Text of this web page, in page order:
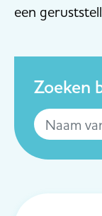
een
Zoeken